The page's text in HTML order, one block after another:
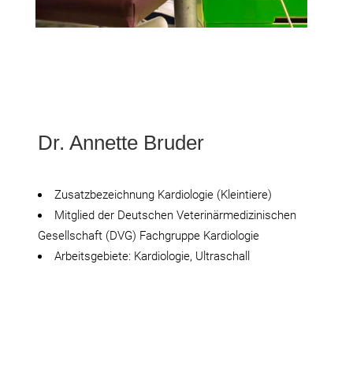
Dr. Annette Bruder
Zusatzbezeichnung Kardiologie (Kleintiere)
Mitglied der Deutschen Veterinärmedizinischen
Gesellschaft (DVG) Fachgruppe Kardiologie
Arbeitsgebiete: Kardiologie, Ultraschall